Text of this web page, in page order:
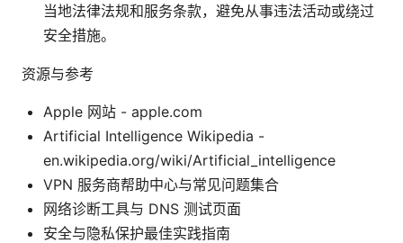
当地法律法规和服务条款，避免从事违法活动或绕过
安全措施。
资源与参考
Apple 网站 - apple.com
Artificial Intelligence Wikipedia -
en.wikipedia.org/wiki/Artificial_intelligence
VPN 服务商帮助中心与常见问题集合
网络诊断工具与 DNS 测试页面
安全与隐私保护最佳实践指南